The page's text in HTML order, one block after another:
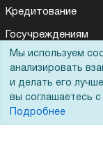
Кредитование
Госучреждениям
Тендеры
Бренды
Мы используем
анализировать
и делать его
вы соглашаетесь
Подробнее